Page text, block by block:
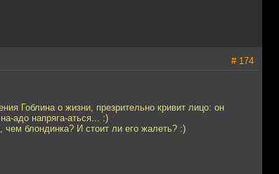
# 174
Гоблина о жизни, презрительно кривит лицо: он
адо напряга-аться... :)
чем блондинка? И стоит ли его жалеть? :)